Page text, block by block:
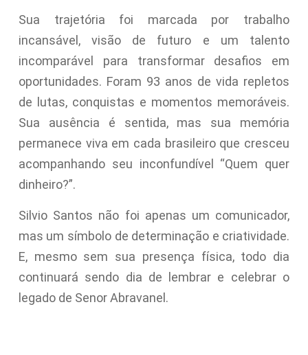
Sua trajetória foi marcada por trabalho
incansável, visão de futuro e um talento
incomparável para transformar desafios em
oportunidades. Foram 93 anos de vida repletos
de lutas, conquistas e momentos memoráveis.
Sua ausência é sentida, mas sua memória
permanece viva em cada brasileiro que cresceu
acompanhando seu inconfundível “Quem quer
dinheiro?”.
Silvio Santos não foi apenas um comunicador,
mas um símbolo de determinação e criatividade.
E, mesmo sem sua presença física, todo dia
continuará sendo dia de lembrar e celebrar o
legado de Senor Abravanel.